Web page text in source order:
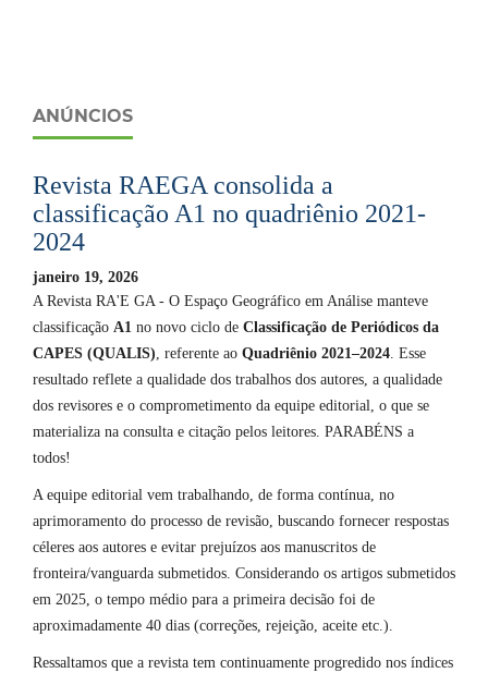
ANÚNCIOS
Revista RAEGA consolida a
classificação A1 no quadriênio 2021-
2024
janeiro 19, 2026
A Revista RA'E GA - O Espaço Geográfico em Análise manteve
classificação A1 no novo ciclo de Classificação de Periódicos da
CAPES (QUALIS), referente ao Quadriênio 2021–2024. Esse
resultado reflete a qualidade dos trabalhos dos autores, a qualidade
dos revisores e o comprometimento da equipe editorial, o que se
materializa na consulta e citação pelos leitores. PARABÉNS a
todos!
A equipe editorial vem trabalhando, de forma contínua, no
aprimoramento do processo de revisão, buscando fornecer respostas
céleres aos autores e evitar prejuízos aos manuscritos de
fronteira/vanguarda submetidos. Considerando os artigos submetidos
em 2025, o tempo médio para a primeira decisão foi de
aproximadamente 40 dias (correções, rejeição, aceite etc.).
Ressaltamos que a revista tem continuamente progredido nos índices